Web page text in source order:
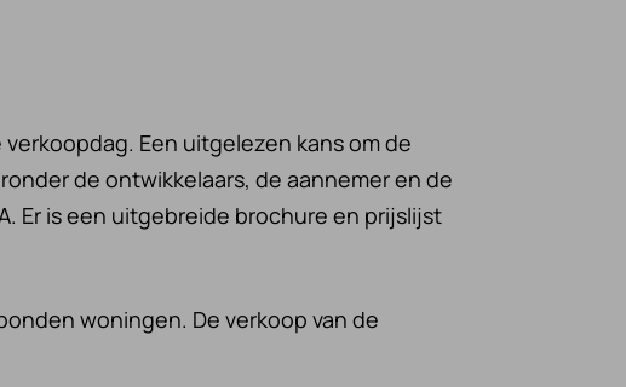
Een uitgelezen kans om de
de ontwikkelaars, de aannemer en de
Er is een uitgebreide brochure en prijslijst
woningen. De verkoop van de